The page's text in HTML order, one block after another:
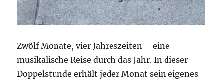
Zwölf Monate, vier Jahreszeiten – eine
musikalische Reise durch das Jahr. In dieser
Doppelstunde erhält jeder Monat sein eigenes